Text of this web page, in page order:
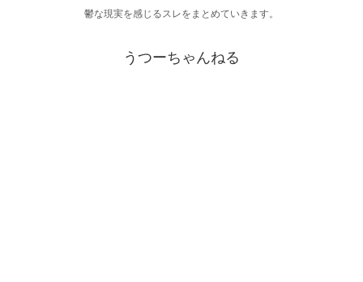
鬱な現実を感じるスレをまとめていきます。
うつーちゃんねる